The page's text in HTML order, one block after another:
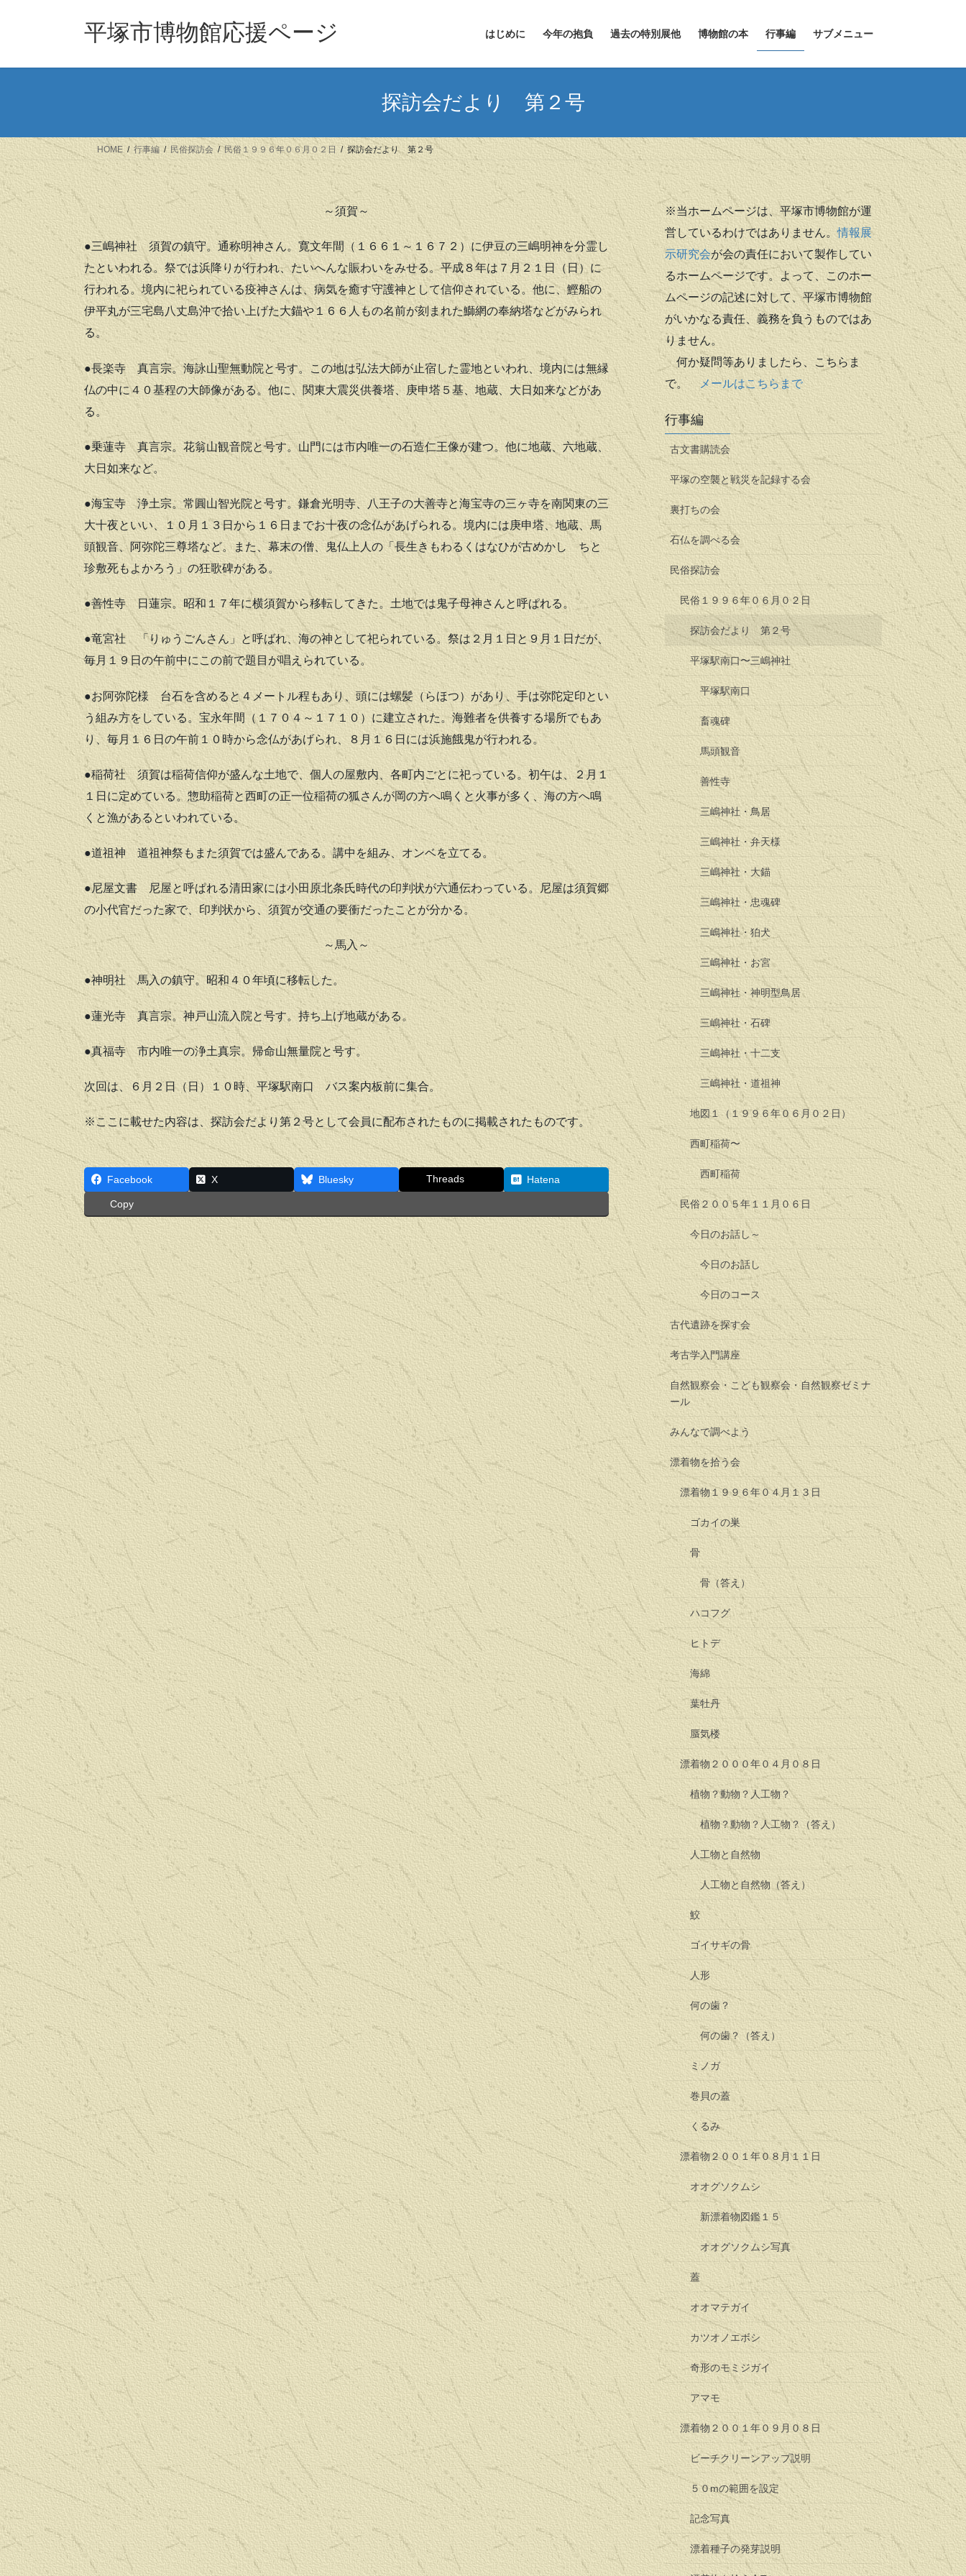
ッ
プ
移
動
平塚市博物館応援ページ はじめに 今年の抱負 過去の特別展他 博物館の本 行事編 サブメニュー
探訪会だより 第２号
HOME 行事編 民俗探訪会 民俗１９９６年０６月０２日 探訪会だより 第２号
～須賀～
●三嶋神社 須賀の鎮守。通称明神さん。寛文年間（１６６１～１６７２）に伊豆の三嶋明神を分霊し
たといわれる。祭では浜降りが行われ、たいへんな賑わいをみせる。平成８年は７月２１日（日）に
行われる。境内に祀られている疫神さんは、病気を癒す守護神として信仰されている。他に、鰹船の
伊平丸が三宅島八丈島沖で拾い上げた大錨や１６６人もの名前が刻まれた鰤網の奉納塔などがみられ
る。
●長楽寺 真言宗。海詠山聖無動院と号す。この地は弘法大師が止宿した霊地といわれ、境内には無縁
仏の中に４０基程の大師像がある。他に、関東大震災供養塔、庚申塔５基、地蔵、大日如来などがあ
る。
●乗蓮寺真言宗。花翁山観音院と号す。山門には市内唯一の石造仁王像が建つ。他に地蔵、六地蔵、
大日如来など。
●海宝寺 浄土宗。常圓山智光院と号す。鎌倉光明寺、八王子の大善寺と海宝寺の三ヶ寺を南関東の三
大十夜といい、１０月１３日から１６日までお十夜の念仏があげられる。境内には庚申塔、地蔵、馬
頭観音、阿弥陀三尊塔など。また、幕末の僧、鬼仏上人の「長生きもわるくはなひが古めかし ちと
珍敷死もよかろう」の狂歌碑がある。
●善性寺日蓮宗。昭和１７年に横須賀から移転してきた。土地では鬼子母神さんと呼ぱれる。
●竜宮社「りゅうごんさん」と呼ばれ、海の神として祀られている。祭は２月１日と９月１日だが、
毎月１９日の午前中にこの前で題目が唱えられている。
●お阿弥陀様 台石を含めると４メートル程もあり、頭には螺髪（らほつ）があり、手は弥陀定印とい
う組み方をしている。宝永年間（１７０４～１７１０）に建立された。海難者を供養する場所でもあ
り、毎月１６日の午前１０時から念仏があげられ、８月１６日には浜施餓鬼が行われる。
●稲荷社須賀は稲荷信仰が盛んな土地で、個人の屋敷内、各町内ごとに祀っている。初午は、２月１
１日に定めている。惣助稲荷と西町の正一位稲荷の狐さんが岡の方へ鳴くと火事が多く、海の方へ鳴
くと漁があるといわれている。
●道祖神道祖神祭もまた須賀では盛んである。講中を組み、オンベを立てる。
●尼屋文書尼屋と呼ぱれる清田家には小田原北条氏時代の印判状が六通伝わっている。尼屋は須賀郷
の小代官だった家で、印判状から、須賀が交通の要衝だったことが分かる。
～馬入～
●神明社 馬入の鎮守。昭和４０年頃に移転した。
●蓮光寺 真言宗。神戸山流入院と号す。持ち上げ地蔵がある。
●真福寺市内唯一の浄土真宗。帰命山無量院と号す。
次回は、６月２日（日）１０時、平塚駅南口 バス案内板前に集合。
※ここに載せた内容は、探訪会だより第２号として会員に配布されたものに掲載されたものです。
Facebook X Bluesky Threads Hatena
Copy
※当ホームページは、平塚市博物館が運
営しているわけではありません。情報展
示研究会が会の責任において製作してい
るホームページです。よって、このホー
ムページの記述に対して、平塚市博物館
がいかなる責任、義務を負うものではあ
りません。
何か疑問等ありましたら、こちらま
で。
メールはこちらまで
行事編
古文書購読会
平塚の空襲と戦災を記録する会
裏打ちの会
石仏を調べる会
民俗探訪会
民俗１９９６年０６月０２日
探訪会だより 第２号
平塚駅南口〜三嶋神社
平塚駅南口
畜魂碑
馬頭観音
善性寺
三嶋神社・鳥居
三嶋神社・弁天様
三嶋神社・大錨
三嶋神社・忠魂碑
三嶋神社・狛犬
三嶋神社・お宮
三嶋神社・神明型鳥居
三嶋神社・石碑
三嶋神社・十二支
三嶋神社・道祖神
地図１（１９９６年０６月０２日）
西町稲荷〜
西町稲荷
民俗２００５年１１月０６日
今日のお話し～
今日のお話し
今日のコース
古代遺跡を探す会
考古学入門講座
自然観察会・こども観察会・自然観察ゼミナ
ール
みんなで調べよう
漂着物を拾う会
漂着物１９９６年０４月１３日
ゴカイの巣
骨
骨（答え）
ハコフグ
ヒトデ
海綿
葉牡丹
蜃気楼
漂着物２０００年０４月０８日
植物？動物？人工物？
植物？動物？人工物？（答え）
人工物と自然物
人工物と自然物（答え）
鮫
ゴイサギの骨
人形
何の歯？
何の歯？（答え）
ミノガ
巻貝の蓋
くるみ
漂着物２００１年０８月１１日
オオグソクムシ
新漂着物図鑑１５
オオグソクムシ写真
蓋
オオマテガイ
カツオノエボシ
奇形のモミジガイ
アマモ
漂着物２００１年０９月０８日
ビーチクリーンアップ説明
５０mの範囲を設定
記念写真
漂着種子の発芽説明